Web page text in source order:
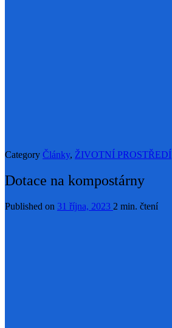
Category Články, ŽIVOTNÍ PROSTŘEDÍ
Dotace na kompostárny
Published on 31 října, 2023 2 min. čtení